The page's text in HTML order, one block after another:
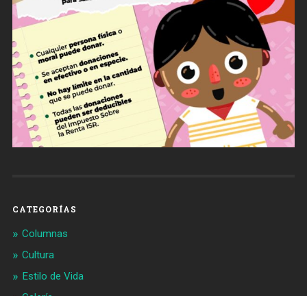
CATEGORÍAS
Columnas
Cultura
Estilo de Vida